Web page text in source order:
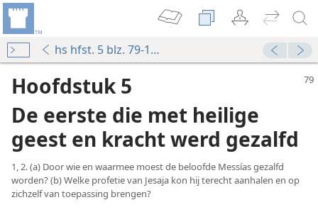
hs hfst. 5 blz. 79-101
Hoofdstuk 5
De eerste die met heilige
geest en kracht werd gezalfd
1, 2. (a) Door wie en waarmee moest de beloofde Messías gezalfd
worden? (b) Welke profetie van Jesaja kon hij terecht aanhalen en op
zichzelf van toepassing brengen?